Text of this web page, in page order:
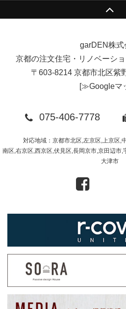
garDEN株式
京都の注文住宅・リノベーシ
〒603-8214 京都市北区紫
[≫Googleマ
075-406-7778
対応地域：京都市北区,左京区,上京区,
南区,右京区,西京区,伏見区,長岡京市,京田辺市
大津市